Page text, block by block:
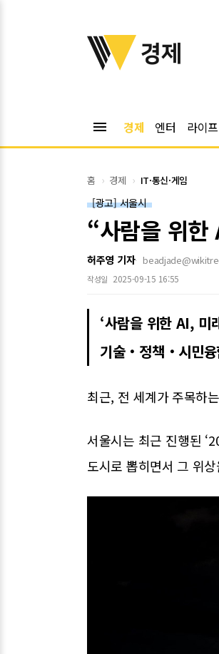
위키트리
경제
menu 경제 엔터 라이프
홈 경제 IT·통신·게임
[광고] 서울시
“사람을 위한
허주영 기자
작성일 2025-09-15 16:55
‘사람을 위한 AI, 미
기술‧정책‧시민융
최근, 전 세계가 주목하
서울시는 최근 진행된
도시로 뽑히면서 그 위